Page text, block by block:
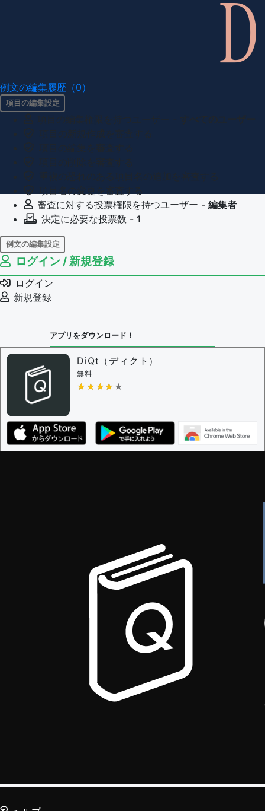
例文の編集履歴（0）
項目の編集設定
審査に対する投票権限を持つユーザー - 編集者
決定に必要な投票数 - 1
例文の編集設定
例文の編集権限を持つユーザー -
例文の削除を審査する
審査に対する投票権限を持つユーザー -
決定に必要な投票数 -
問題の編集権限を持つユーザー -すべてのユーザー
審査に対する投票権限を持つユーザー -
決定に必要な投票数 -
編集ガイドライン
ログイン / 新規登録
ログイン
新規登録
アプリをダウンロード！
DiQt（ディクト）
無料
★★★★★
★★★★★